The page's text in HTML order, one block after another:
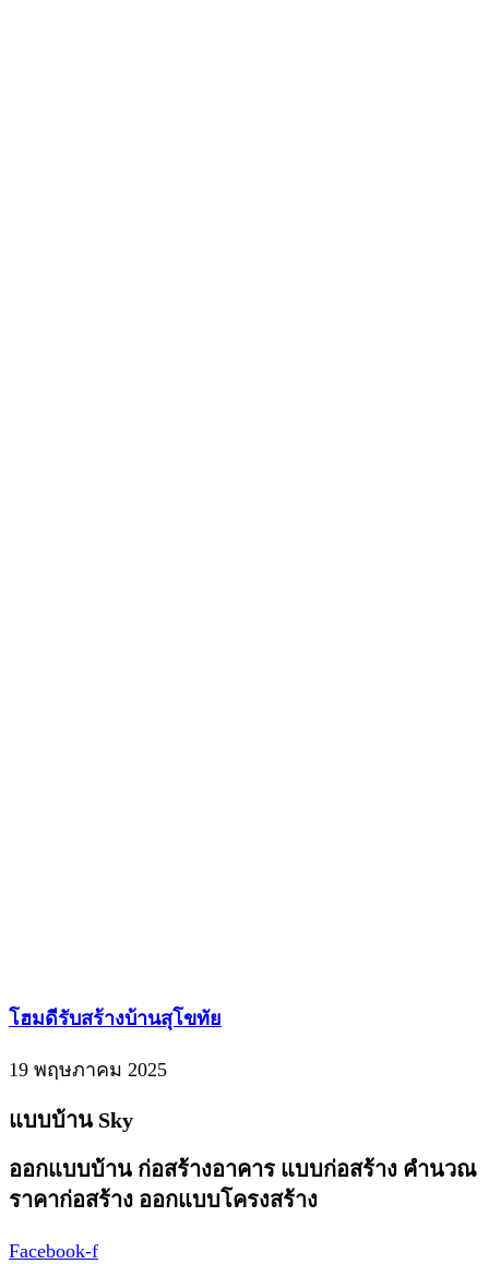
โฮมดีรับสร้างบ้านสุโขทัย
19 พฤษภาคม 2025
แบบบ้าน Sky
ออกแบบบ้าน ก่อสร้างอาคาร แบบก่อสร้าง คำนวณ
ราคาก่อสร้าง ออกแบบโครงสร้าง
Facebook-f